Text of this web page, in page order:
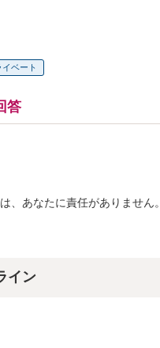
ベート
答
、あなたに責任がありません。
イン